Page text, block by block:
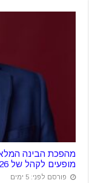
מהפכת הבינה
מופעים לקהל של 2026
פורסם לפני: 5 ימים